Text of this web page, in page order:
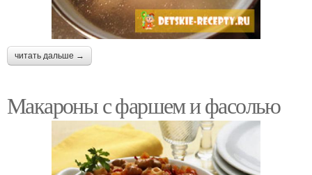
читать дальше →
Макароны с фаршем и фасолью